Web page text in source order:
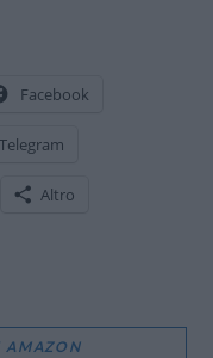
Facebook
Telegram
Altro
AMAZON